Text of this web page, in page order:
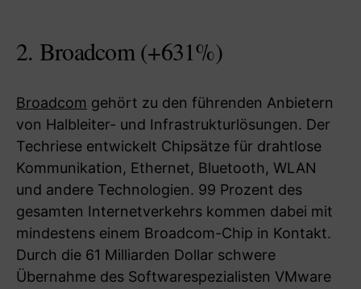
2. Broadcom (+631%)
Broadcom gehört zu den führenden Anbietern
von Halbleiter- und Infrastrukturlösungen. Der
Techriese entwickelt Chipsätze für drahtlose
Kommunikation, Ethernet, Bluetooth, WLAN
und andere Technologien. 99 Prozent des
gesamten Internetverkehrs kommen dabei mit
mindestens einem Broadcom-Chip in Kontakt.
Durch die 61 Milliarden Dollar schwere
Übernahme des Softwarespezialisten VMware